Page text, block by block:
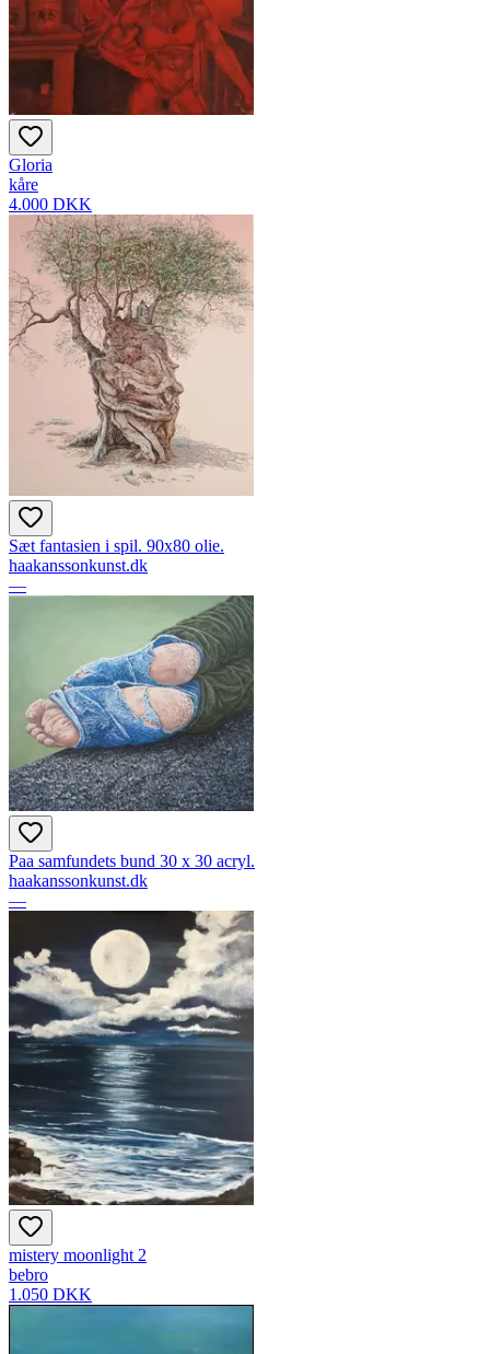
Gloria
kåre
4.000 DKK
Sæt fantasien i spil. 90x80 olie.
haakanssonkunst.dk
—
Paa samfundets bund 30 x 30 acryl.
haakanssonkunst.dk
—
mistery moonlight 2
bebro
1.050 DKK